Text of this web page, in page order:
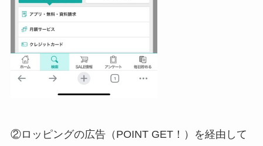
②ロッピングの広告（POINT GET！）を経由して